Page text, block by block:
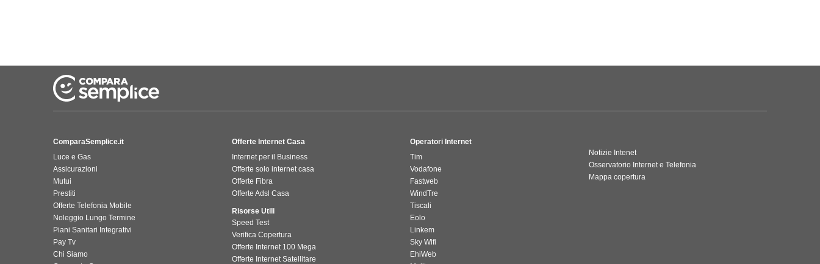
ComparaSemplice.it
Luce e Gas
Assicurazioni
Mutui
Prestiti
Offerte Telefonia Mobile
Noleggio Lungo Termine
Piani Sanitari Integrativi
Pay Tv
Chi Siamo
Offerte Internet Casa
Internet per il Business
Offerte solo internet casa
Offerte Fibra
Offerte Adsl Casa
Risorse Utili
Speed Test
Verifica Copertura
Offerte Internet 100 Mega
Offerte Internet Satellitare
Operatori Internet
Tim
Vodafone
Fastweb
WindTre
Tiscali
Eolo
Linkem
Sky Wifi
EhiWeb
Notizie Intenet
Osservatorio Internet e Telefonia
Mappa copertura